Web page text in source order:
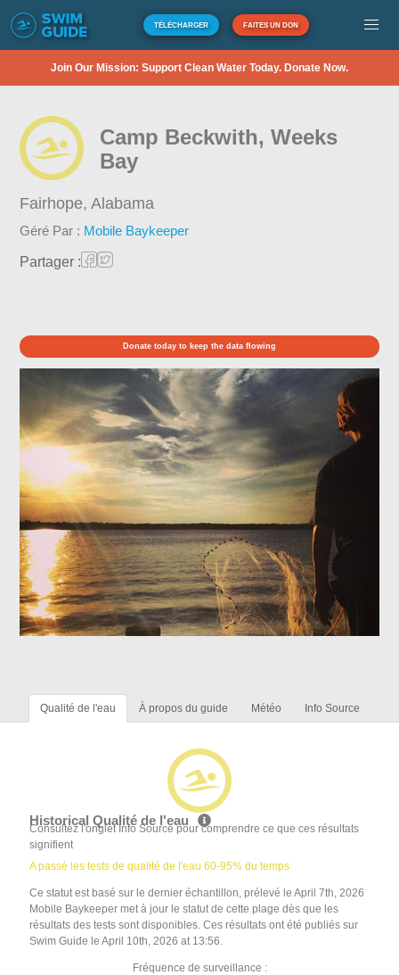
TÉLÉCHARGER FAITES UN DON
Join Our Mission: Support Clean Water Today. Donate Now.
Camp Beckwith, Weeks
Bay
Fairhope,Alabama
Géré Par : Mobile Baykeeper
Partager :
Donate today to keep the data flowing
Qualité de l'eau À propos du guide Météo Info Source
Historical Qualité de l'eau
Consultez l'onglet Info Source pour comprendre ce que ces résultats
signifient
A passé les tests de qualité de l'eau 60-95% du temps
Ce statut est basé sur le dernier échantillon, prélevé le April 7th, 2026
Mobile Baykeeper met à jour le statut de cette plage dès que les
résultats des tests sont disponibles. Ces résultats ont été publiés sur
Swim Guide le April 10th, 2026 at 13:56.
Fréquence de surveillance :